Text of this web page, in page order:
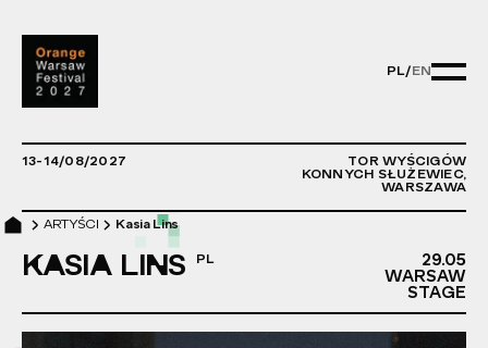
PL/ EN
PL/EN -
13-14/08/2027
TOR WYŚCIGÓW
KONNYCH SŁUŻEWIEC,
WARSZAWA
ARTYŚCI Kasia Lins
KASIA LINS 29.05
WARSAW
STAGE